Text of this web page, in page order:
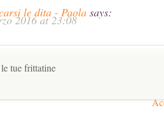
le dita - Paola says:
2016 at 23:08
tue frittatine